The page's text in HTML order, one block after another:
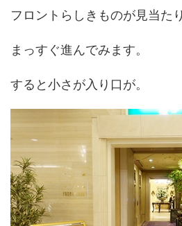
フロントらしきものが見当た
まっすぐ進んでみます。
すると小さが入り口が。